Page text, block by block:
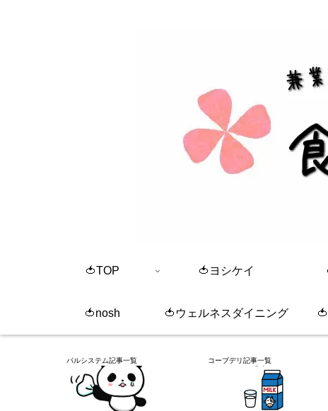
🍅TOP 🍅ヨシケイ
🍅nosh 🍅ウェルネスダイニング
パルシステム記事一覧 コープデリ記事一覧